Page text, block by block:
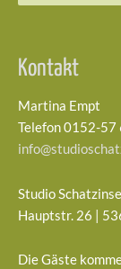
Kontakt
Martina Empt
Telefon 0152-57
Studio
Hauptstr. 26 |
Die Gäste